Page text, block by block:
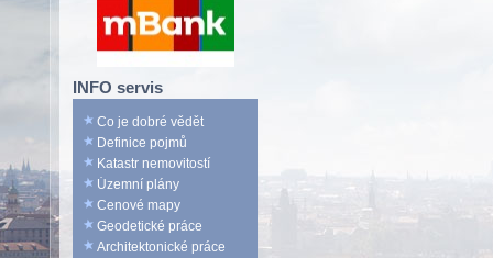
INFO servis
Co je dobré vědět
Definice pojmů
Katastr nemovitostí
Územní plány
Cenové mapy
Geodetické práce
Architektonické práce